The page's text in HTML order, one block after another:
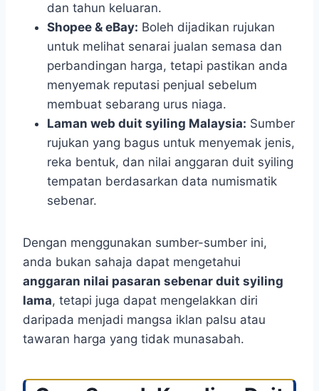
dan tahun keluaran.
Shopee & eBay: Boleh dijadikan rujukan
untuk melihat senarai jualan semasa dan
perbandingan harga, tetapi pastikan anda
menyemak reputasi penjual sebelum
membuat sebarang urus niaga.
Laman web duit syiling Malaysia: Sumber
rujukan yang bagus untuk menyemak jenis,
reka bentuk, dan nilai anggaran duit syiling
tempatan berdasarkan data numismatik
sebenar.
Dengan menggunakan sumber-sumber ini,
anda bukan sahaja dapat mengetahui
anggaran nilai pasaran sebenar duit syiling
lama, tetapi juga dapat mengelakkan diri
daripada menjadi mangsa iklan palsu atau
tawaran harga yang tidak munasabah.